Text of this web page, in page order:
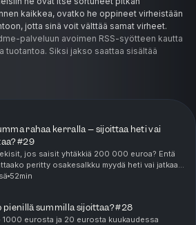
kaikkea, ovatko he oppineet virheistään
jotta sinä voit välttää samat virheet.
palveluun avoimen RSS-syötteen kautta
tuotantoa. Siksi jakso saattaa sisältää
rahaa kerralla – sijoittaa heti vai
#29
jos saisit yhtäkkiä 200 000 euroa? Entä
peritty osakesalkku myydä heti vai jatkaa
jaksossa keskustellaan siitä, mitä
52min
pienillä summilla sijoittaa? #28
1000 eurosta ja 20 eurosta kuukaudessa